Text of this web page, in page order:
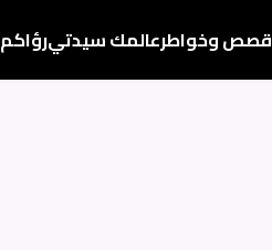
قصص وخواطرعالمك سيدتيرؤاكم